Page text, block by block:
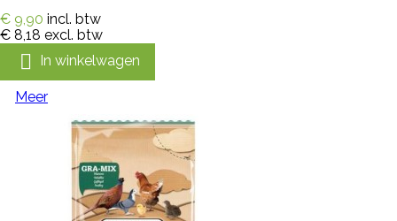
€ 9,90 incl. btw
€ 8,18 excl. btw
 In winkelwagen
Meer